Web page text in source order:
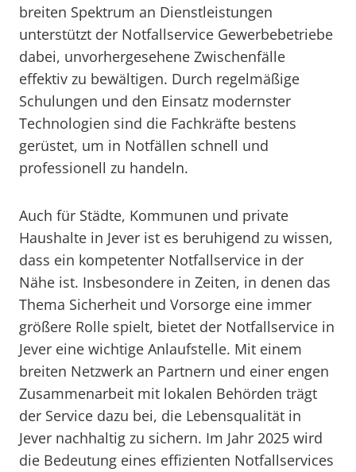
breiten Spektrum an Dienstleistungen
unterstützt der Notfallservice Gewerbebetriebe
dabei, unvorhergesehene Zwischenfälle
effektiv zu bewältigen. Durch regelmäßige
Schulungen und den Einsatz modernster
Technologien sind die Fachkräfte bestens
gerüstet, um in Notfällen schnell und
professionell zu handeln.
Auch für Städte, Kommunen und private
Haushalte in Jever ist es beruhigend zu wissen,
dass ein kompetenter Notfallservice in der
Nähe ist. Insbesondere in Zeiten, in denen das
Thema Sicherheit und Vorsorge eine immer
größere Rolle spielt, bietet der Notfallservice in
Jever eine wichtige Anlaufstelle. Mit einem
breiten Netzwerk an Partnern und einer engen
Zusammenarbeit mit lokalen Behörden trägt
der Service dazu bei, die Lebensqualität in
Jever nachhaltig zu sichern. Im Jahr 2025 wird
die Bedeutung eines effizienten Notfallservices